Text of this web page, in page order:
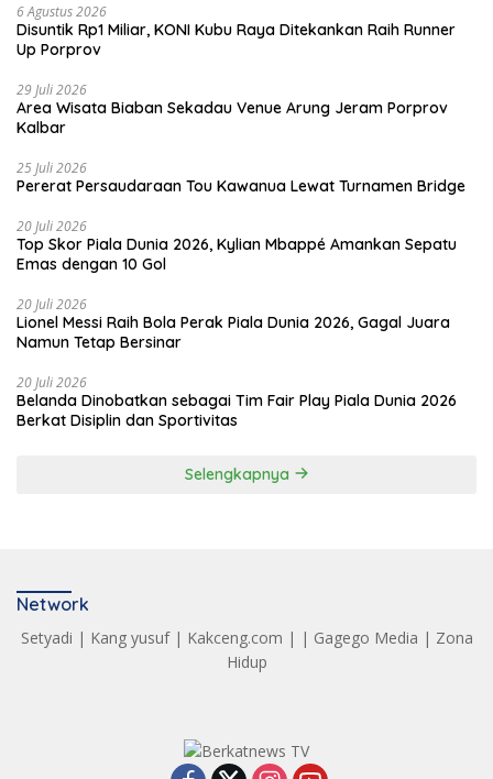
6 Agustus 2026
Disuntik Rp1 Miliar, KONI Kubu Raya Ditekankan Raih Runner
Up Porprov
29 Juli 2026
Area Wisata Biaban Sekadau Venue Arung Jeram Porprov
Kalbar
25 Juli 2026
Pererat Persaudaraan Tou Kawanua Lewat Turnamen Bridge
20 Juli 2026
Top Skor Piala Dunia 2026, Kylian Mbappé Amankan Sepatu
Emas dengan 10 Gol
20 Juli 2026
Lionel Messi Raih Bola Perak Piala Dunia 2026, Gagal Juara
Namun Tetap Bersinar
20 Juli 2026
Belanda Dinobatkan sebagai Tim Fair Play Piala Dunia 2026
Berkat Disiplin dan Sportivitas
Selengkapnya
Network
Setyadi | Kang yusuf| Kakceng.com | | Gagego Media | Zona
Hidup